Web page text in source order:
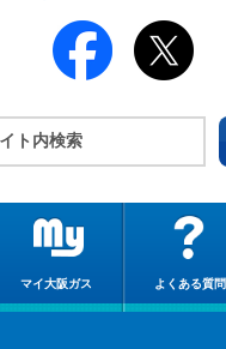
マイ大阪ガス よくある質問